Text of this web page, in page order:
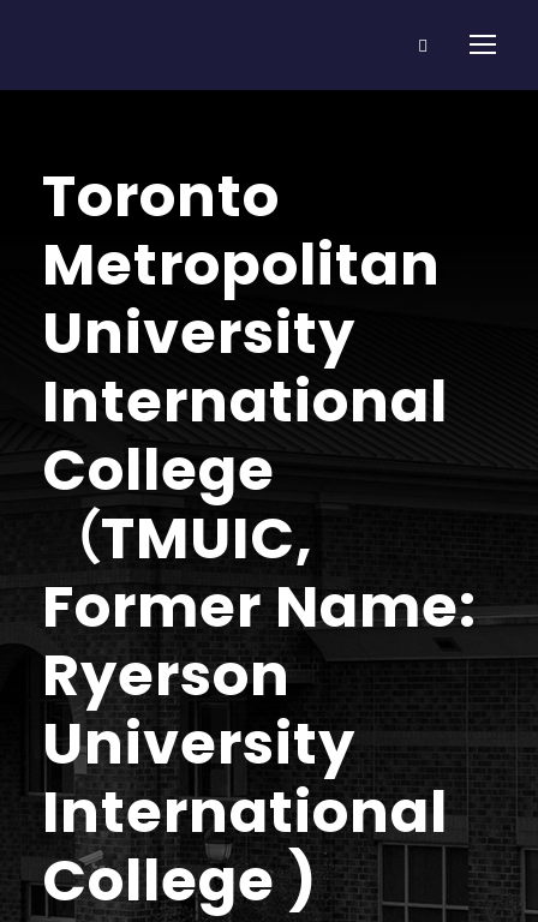
Toronto
Metropolitan
University
International
College
（TMUIC,
Former Name:
Ryerson
University
International
College )